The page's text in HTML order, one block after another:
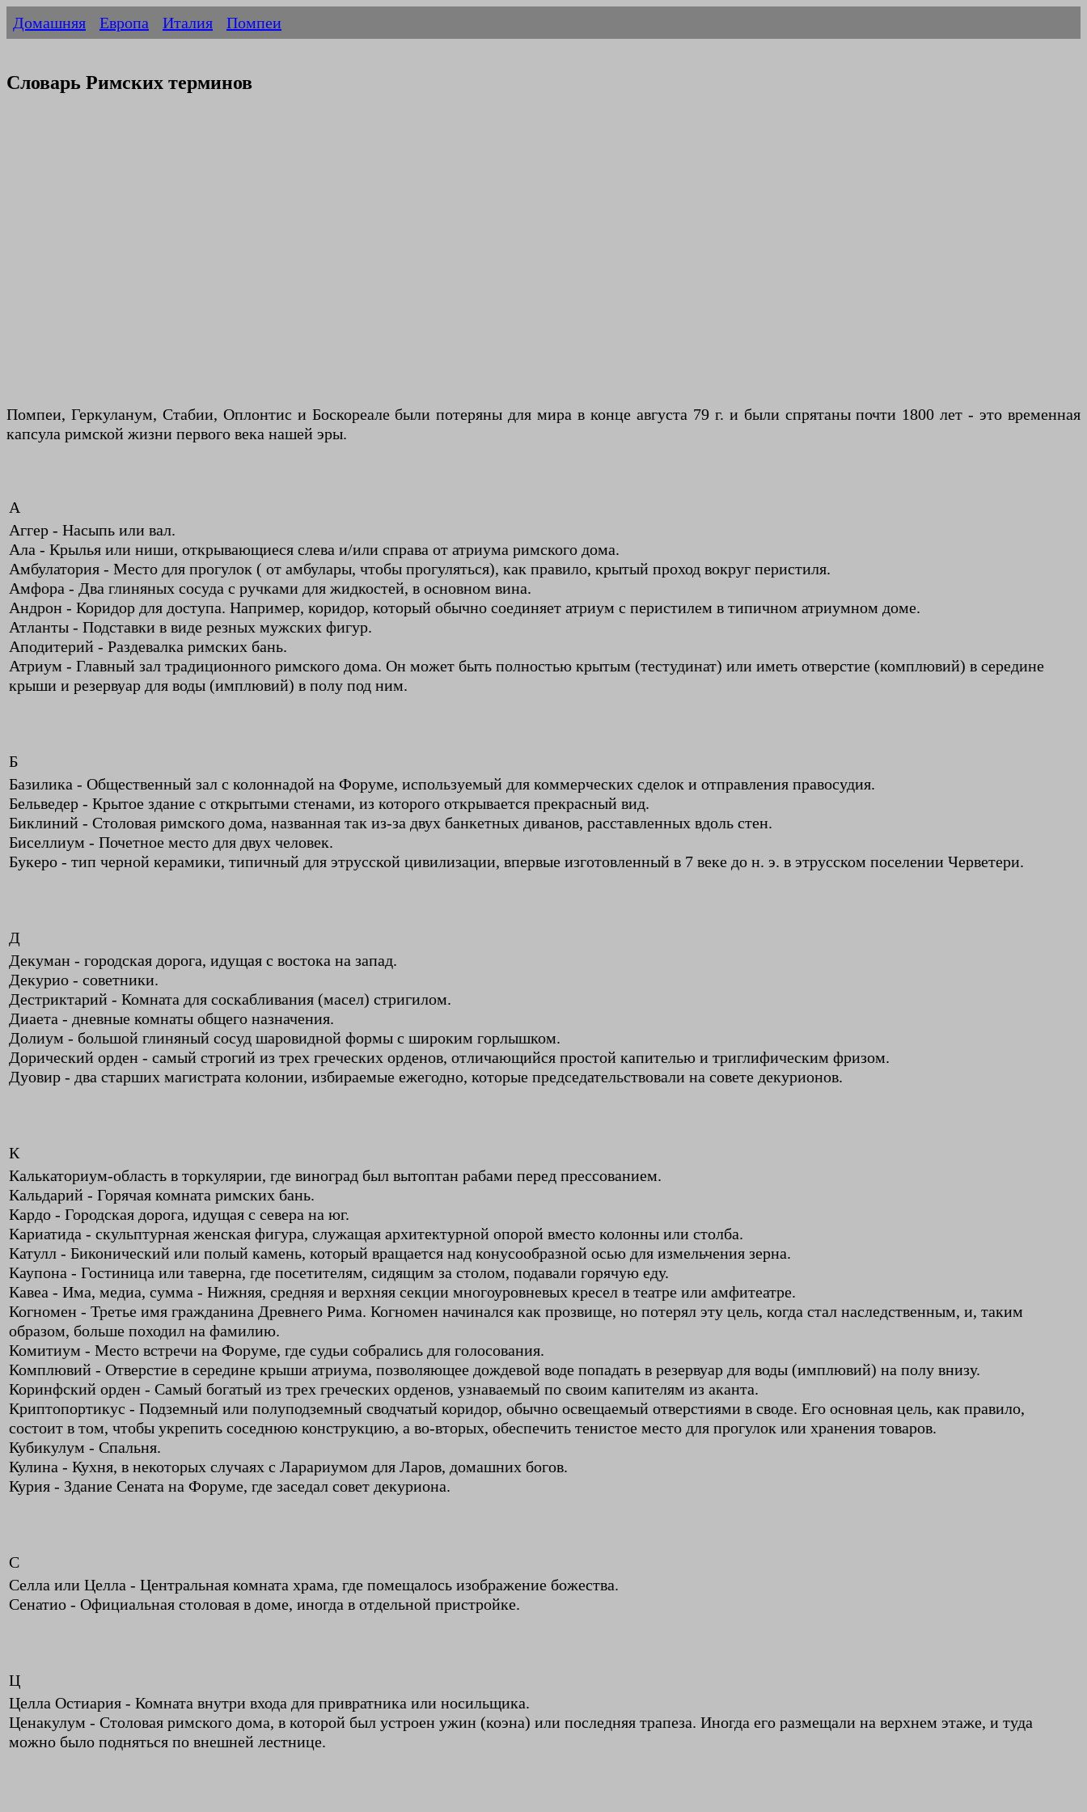
Домашняя Европа Италия Помпеи
Словарь Римских терминов
Помпеи, Геркуланум, Стабии, Оплонтис и Боскореале были потеряны для мира в конце августа 79 г. и были спрятаны почти 1800 лет - это временная
капсула римской жизни первого века нашей эры.
А
Аггер - Насыпь или вал.
Ала - Крылья или ниши, открывающиеся слева и/или справа от атриума римского дома.
Амбулатория - Место для прогулок ( от амбулары, чтобы прогуляться), как правило, крытый проход вокруг перистиля.
Амфора - Два глиняных сосуда с ручками для жидкостей, в основном вина.
Андрон - Коридор для доступа. Например, коридор, который обычно соединяет атриум с перистилем в типичном атриумном доме.
Атланты - Подставки в виде резных мужских фигур.
Аподитерий - Раздевалка римских бань.
Атриум - Главный зал традиционного римского дома. Он может быть полностью крытым (тестудинат) или иметь отверстие (комплювий) в середине
крыши и резервуар для воды (имплювий) в полу под ним.
Б
Базилика - Общественный зал с колоннадой на Форуме, используемый для коммерческих сделок и отправления правосудия.
Бельведер - Крытое здание с открытыми стенами, из которого открывается прекрасный вид.
Биклиний - Столовая римского дома, названная так из-за двух банкетных диванов, расставленных вдоль стен.
Биселлиум - Почетное место для двух человек.
Букеро - тип черной керамики, типичный для этрусской цивилизации, впервые изготовленный в 7 веке до н. э. в этрусском поселении Черветери.
Д
Декуман - городская дорога, идущая с востока на запад.
Декурио - советники.
Дестриктарий - Комната для соскабливания (масел) стригилом.
Диаета - дневные комнаты общего назначения.
Долиум - большой глиняный сосуд шаровидной формы с широким горлышком.
Дорический орден - самый строгий из трех греческих орденов, отличающийся простой капителью и триглифическим фризом.
Дуовир - два старших магистрата колонии, избираемые ежегодно, которые председательствовали на совете декурионов.
К
Калькаториум-область в торкулярии, где виноград был вытоптан рабами перед прессованием.
Кальдарий - Горячая комната римских бань.
Кардо - Городская дорога, идущая с севера на юг.
Кариатида - скульптурная женская фигура, служащая архитектурной опорой вместо колонны или столба.
Катулл - Биконический или полый камень, который вращается над конусообразной осью для измельчения зерна.
Каупона - Гостиница или таверна, где посетителям, сидящим за столом, подавали горячую еду.
Кавеа - Има, медиа, сумма - Нижняя, средняя и верхняя секции многоуровневых кресел в театре или амфитеатре.
Когномен - Третье имя гражданина Древнего Рима. Когномен начинался как прозвище, но потерял эту цель, когда стал наследственным, и, таким
образом, больше походил на фамилию.
Комитиум - Место встречи на Форуме, где судьи собрались для голосования.
Комплювий - Отверстие в середине крыши атриума, позволяющее дождевой воде попадать в резервуар для воды (имплювий) на полу внизу.
Коринфский орден - Самый богатый из трех греческих орденов, узнаваемый по своим капителям из аканта.
Криптопортикус - Подземный или полуподземный сводчатый коридор, обычно освещаемый отверстиями в своде. Его основная цель, как правило,
состоит в том, чтобы укрепить соседнюю конструкцию, а во-вторых, обеспечить тенистое место для прогулок или хранения товаров.
Кубикулум - Спальня.
Кулина - Кухня, в некоторых случаях с Ларариумом для Ларов, домашних богов.
Курия - Здание Сената на Форуме, где заседал совет декуриона.
С
Селла или Целла - Центральная комната храма, где помещалось изображение божества.
Сенатио - Официальная столовая в доме, иногда в отдельной пристройке.
Ц
Целла Остиария - Комната внутри входа для привратника или носильщика.
Ценакулум - Столовая римского дома, в которой был устроен ужин (коэна) или последняя трапеза. Иногда его размещали на верхнем этаже, и туда
можно было подняться по внешней лестнице.